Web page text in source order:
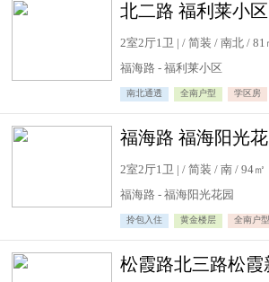
北二路 福利莱小
2室2厅1卫 | / 简装 / 南北 / 81
福海路 - 福利莱小区
南北通透 全南户型 学区房
2室2厅1卫 | / 简装 / 南 / 94㎡
福海路 - 福海阳光花园
拎包入住 黄金楼层 全南户型